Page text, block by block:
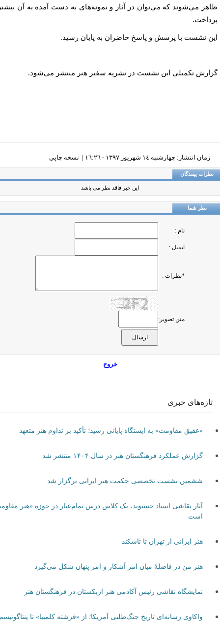
مي‌شوند كه مي‌توان در آثار و نمونه‌هاي به دست آمده به آن بيشتر
نشست با پرسش و پاسخ حاضران به پايان رسيد.
تكميلي اين نشست در نشريه سفير هنر منتشر مي‌شود.
زمان انتشار: چهارشنبه ١٤ شهريور ١٣٩٧ - ١٦:٢٦ | نسخه چاپي
بینندگان
این خبر فاقد نظر می باشد
نظر شما
نام :
ایمیل :
*نظرات :
متن تصویر:
خروج
تازه‌های خبری
«عقیق مقاومت» به ایستگاه پایانی رسید؛ تأکید بر تداوم هنر متعهد
گزارش عملکرد فرهنگستان هنر در سال ۱۴۰۴ منتشر شد
ششمین نشست تخصصی حکمت هنر ایرانی برگزار شد
آثار نقاشی استاد حسنوند، یک کلاس درس تمام‌عیار در حوزه «هنر
است
هنر ایرانی از تهران تا تاشکند
هنر من در فاصلۀ میان امر آشکار و امر پنهان شکل می‌گیرد
نمایشگاه نقاشی رئیس آکادمی هنر ازبکستان در فرهنگستان هنر
واکاوی رسانه‌ای تاریخ جنگ‌طلبی آمریکا؛ از «فرشته کلمبیا» تا پنتاگونیسم